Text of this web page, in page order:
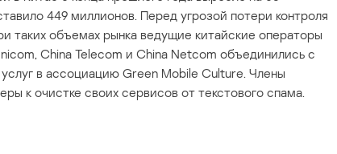
449 миллионов. Перед угрозой потери контроля
таких объемах рынка ведущие китайские операторы
China Telecom и China Netcom объединились с
в ассоциацию Green Mobile Culture. Члены
к очистке своих сервисов от текстового спама.